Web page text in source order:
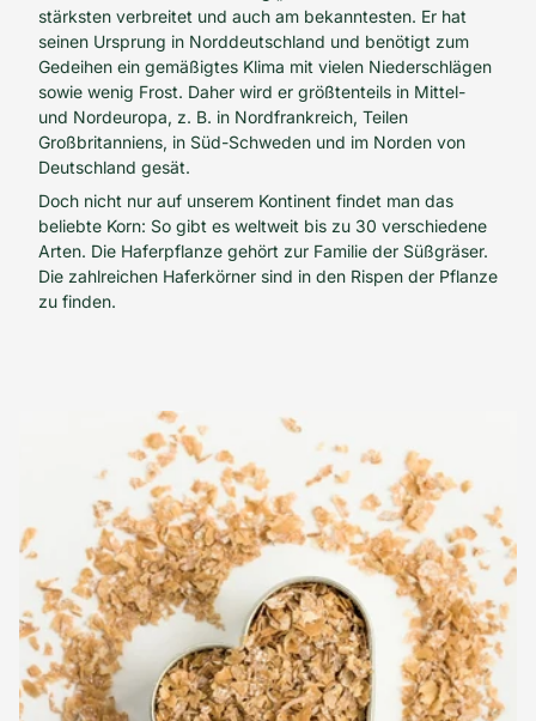
stärksten verbreitet und auch am bekanntesten. Er hat
seinen Ursprung in Norddeutschland und benötigt zum
Gedeihen ein gemäßigtes Klima mit vielen Niederschlägen
sowie wenig Frost. Daher wird er größtenteils in Mittel-
und Nordeuropa, z. B. in Nordfrankreich, Teilen
Großbritanniens, in Süd-Schweden und im Norden von
Deutschland gesät.
Doch nicht nur auf unserem Kontinent findet man das
beliebte Korn: So gibt es weltweit bis zu 30 verschiedene
Arten. Die Haferpflanze gehört zur Familie der Süßgräser.
Die zahlreichen Haferkörner sind in den Rispen der Pflanze
zu finden.